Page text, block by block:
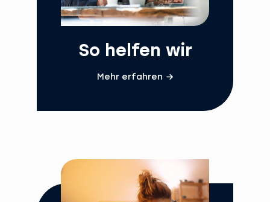
So helfen wir
Mehr erfahren